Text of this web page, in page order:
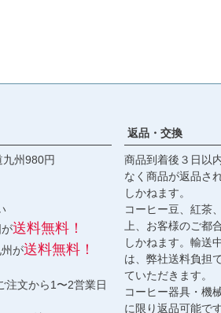
州980円
送料無料！
が送料無料！
注文から1〜2営業日
返品・交換
商品到着後３日以
なく商品が返品さ
しかねます。
コーヒー豆、紅茶
上、お客様のご都
しかねます。輸送
は、弊社送料負担
ていただきます。
コーヒー器具・機
に限り返品可能です